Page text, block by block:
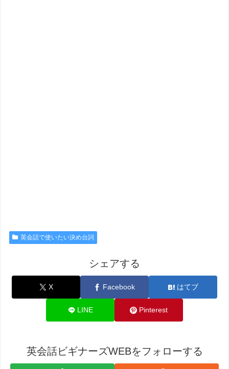
英会話で使いたい決め台詞
シェアする
X Facebook はてブ
LINE Pinterest
英会話ビギナーズWEBをフォローする